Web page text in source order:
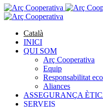
Català
INICI
QUI SOM
Arç Cooperativa
Equip
Responsabilitat
Aliances
ASSEGURANÇA
SERVEIS